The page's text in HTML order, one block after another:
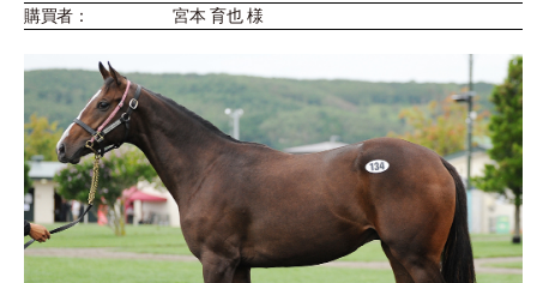
購買者：
宮本 育也 様